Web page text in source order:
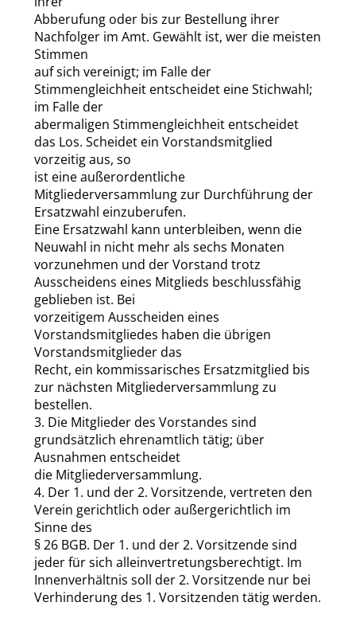
Abberufung oder bis zur Bestellung ihrer
Nachfolger im Amt. Gewählt ist, wer die meisten
Stimmen
auf sich vereinigt; im Falle der
Stimmengleichheit entscheidet eine Stichwahl;
im Falle der
abermaligen Stimmengleichheit entscheidet
das Los. Scheidet ein Vorstandsmitglied
vorzeitig aus, so
ist eine außerordentliche
Mitgliederversammlung zur Durchführung der
Ersatzwahl einzuberufen.
Eine Ersatzwahl kann unterbleiben, wenn die
Neuwahl in nicht mehr als sechs Monaten
vorzunehmen und der Vorstand trotz
Ausscheidens eines Mitglieds beschlussfähig
geblieben ist. Bei
vorzeitigem Ausscheiden eines
Vorstandsmitgliedes haben die übrigen
Vorstandsmitglieder das
Recht, ein kommissarisches Ersatzmitglied bis
zur nächsten Mitgliederversammlung zu
bestellen.
3. Die Mitglieder des Vorstandes sind
grundsätzlich ehrenamtlich tätig; über
Ausnahmen entscheidet
die Mitgliederversammlung.
4. Der 1. und der 2. Vorsitzende, vertreten den
Verein gerichtlich oder außergerichtlich im
Sinne des
§ 26 BGB. Der 1. und der 2. Vorsitzende sind
jeder für sich alleinvertretungsberechtigt. Im
Innenverhältnis soll der 2. Vorsitzende nur bei
Verhinderung des 1. Vorsitzenden tätig werden.